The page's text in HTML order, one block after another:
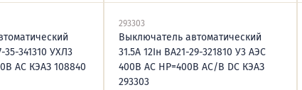
35-341310 УХЛ3
AC КЭАЗ 108840
293303
Выключатель автоматический
31.5А 12Iн ВА21-29-321810 У3 АЭС
400В AC НР=400В AC/В DC КЭАЗ
293303